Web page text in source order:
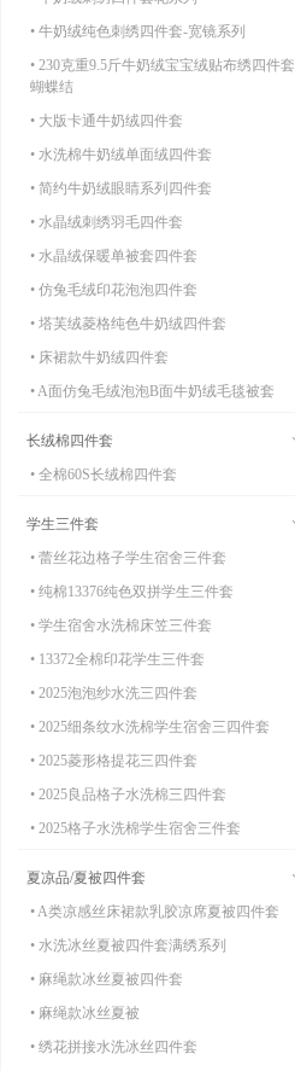
• 牛奶绒纯色刺绣四件套-宽镜系列
• 230克重9.5斤牛奶绒宝宝绒贴布绣四件套
蝴蝶结
• 大版卡通牛奶绒四件套
• 水洗棉牛奶绒单面绒四件套
• 简约牛奶绒眼睛系列四件套
• 水晶绒刺绣羽毛四件套
• 水晶绒保暖单被套四件套
• 仿兔毛绒印花泡泡四件套
• 塔芙绒菱格纯色牛奶绒四件套
• 床裙款牛奶绒四件套
• A面仿兔毛绒泡泡B面牛奶绒毛毯被套
长绒棉四件套
• 全棉60S长绒棉四件套
学生三件套
• 蕾丝花边格子学生宿舍三件套
• 纯棉13376纯色双拼学生三件套
• 学生宿舍水洗棉床笠三件套
• 13372全棉印花学生三件套
• 2025泡泡纱水洗三四件套
• 2025细条纹水洗棉学生宿舍三四件套
• 2025菱形格提花三四件套
• 2025良品格子水洗棉三四件套
• 2025格子水洗棉学生宿舍三件套
夏凉品/夏被四件套
• A类凉感丝床裙款乳胶凉席夏被四件套
• 水洗冰丝夏被四件套满绣系列
• 麻绳款冰丝夏被四件套
• 麻绳款冰丝夏被
• 绣花拼接水洗冰丝四件套